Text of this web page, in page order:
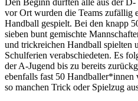
vor Ort wurden die Teams zufällig
Handball gespielt. Bei den knapp
sieben bunt gemischte
und trickreichen Handball spielten
Schulferien verabschiedeten. Es
der A-Jugend bis zu bereits
ebenfalls fast 50 Handballer*innen
so manchen Trick oder Spielzug